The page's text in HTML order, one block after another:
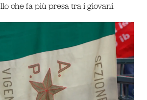
che fa più presa tra i giovani.